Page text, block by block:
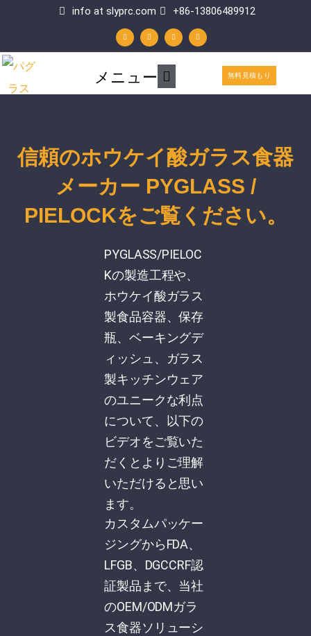
を
キ
info at slyprc.com +86-13806489912
h
a
t
s
ェ
イ
ス
ブ
o
u
t
u
e
ン
ク
ト
イ
メ
イ
ニ
ュ
ー
メニュー 無料見積もり
信頼のホウケイ酸ガラス食器
メーカー PYGLASS /
PIELOCKをご覧ください。
PYGLASS/PIELOC
Kの製造工程や、
ホウケイ酸ガラス
製食品容器、保存
瓶、ベーキングデ
ィッシュ、ガラス
製キッチンウェア
のユニークな利点
について、以下の
ビデオをご覧いた
だくとよりご理解
いただけると思い
ます。
カスタムパッケー
ジングからFDA、
LFGB、DGCCRF認
証製品まで、当社
のOEM/ODMガラ
ス食器ソリューシ